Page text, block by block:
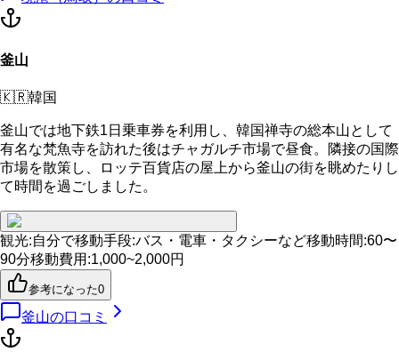
釜山
🇰🇷韓国
釜山では地下鉄1日乗車券を利用し、韓国禅寺の総本山として
有名な梵魚寺を訪れた後はチャガルチ市場で昼食。隣接の国際
市場を散策し、ロッテ百貨店の屋上から釜山の街を眺めたりし
て時間を過ごしました。
観光:自分で移動手段:バス・電車・タクシーなど移動時間:60〜
90分移動費用 :1,000~2,000円
参考になった0
釜山の口コミ